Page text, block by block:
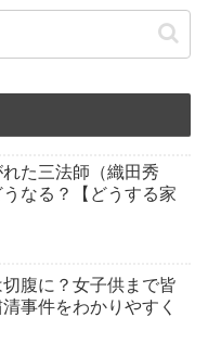
た三法師（織田秀
なる？【どうする家
腹に？女子供まで皆
事件をわかりやすく